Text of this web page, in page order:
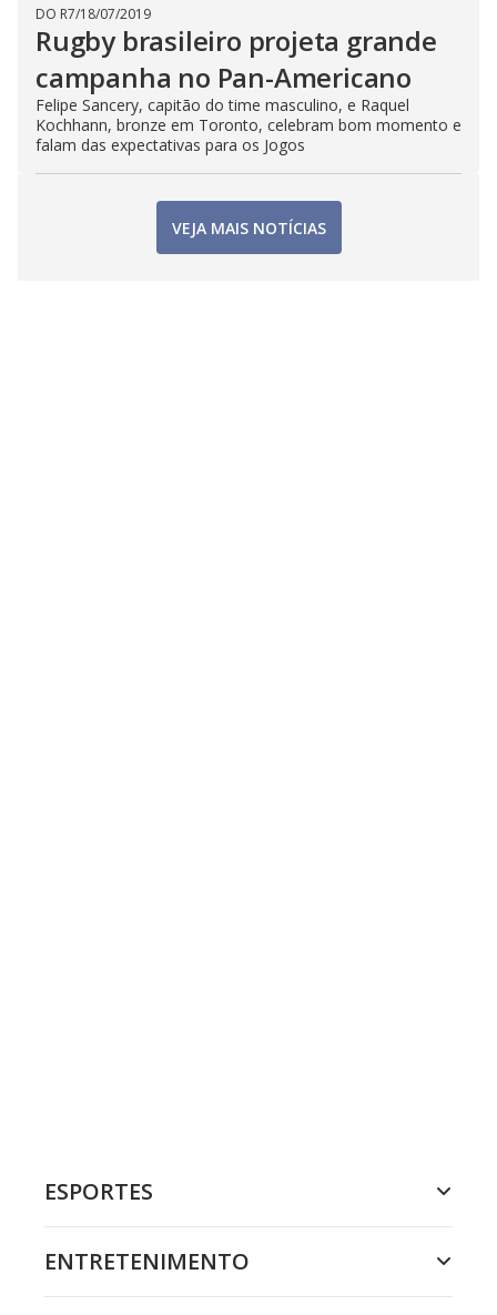
DO R7/18/07/2019
Rugby brasileiro projeta grande
campanha no Pan-Americano
Felipe Sancery, capitão do time masculino, e Raquel
Kochhann, bronze em Toronto, celebram bom momento e
falam das expectativas para os Jogos
VEJA MAIS NOTÍCIAS
ESPORTES
ENTRETENIMENTO